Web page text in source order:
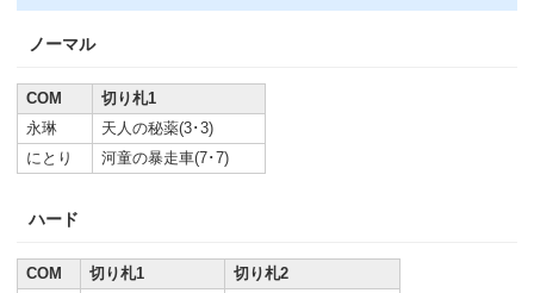
ノーマル
COM
切り札1
永琳
天人の秘薬(3･3)
にとり
河童の暴走車(7･7)
ハード
COM 切り札1
切り札2